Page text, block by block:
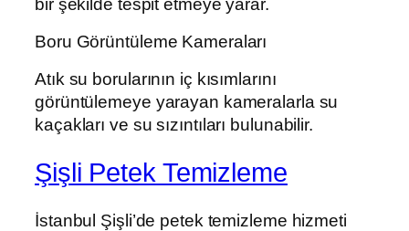
bir şekilde tespit etmeye yarar.
Boru Görüntüleme Kameraları
Atık su borularının iç kısımlarını
görüntülemeye yarayan kameralarla su
kaçakları ve su sızıntıları bulunabilir.
Şişli Petek Temizleme
İstanbul Şişli’de petek temizleme hizmeti